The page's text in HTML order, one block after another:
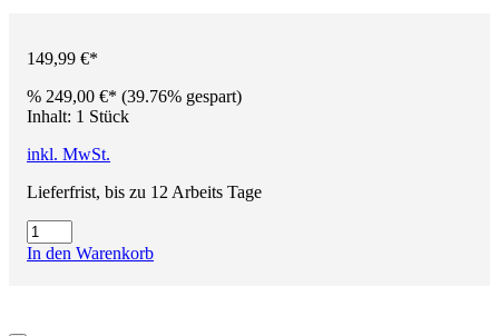
149,99 €*
% 249,00 €* (39.76% gespart)
Inhalt: 1 Stück
inkl. MwSt.
Lieferfrist, bis zu 12 Arbeits Tage
In den Warenkorb